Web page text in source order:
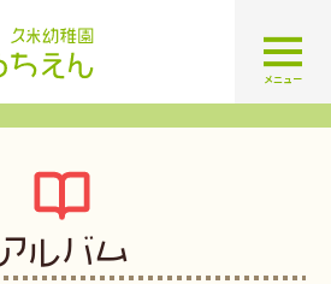
認定こども園 学校法人久米幼
メニュー
アルバム